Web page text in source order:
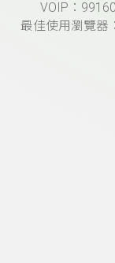
VOIP：
最佳使用瀏覽器